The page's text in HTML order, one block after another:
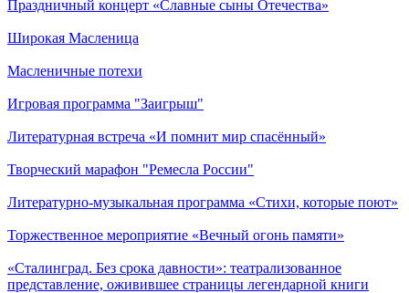
Праздничный концерт «Славные сыны Отечества»
Широкая Масленица
Масленичные потехи
Игровая программа "Заигрыш"
Литературная встреча «И помнит мир спасённый»
Творческий марафон "Ремесла России"
Литературно-музыкальная программа «Стихи, которые поют»
Торжественное мероприятие «Вечный огонь памяти»
«Сталинград. Без срока давности»: театрализованное
представление, оживившее страницы легендарной книги